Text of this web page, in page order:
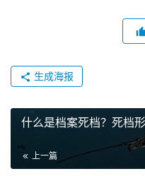
生成海报
什么是档案死档？死档
上一篇